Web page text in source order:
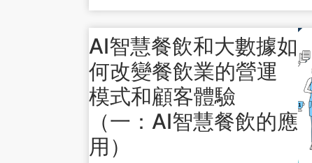
AI智慧餐飲和大數據如
何改變餐飲業的營運
模式和顧客體驗
（一：AI智慧餐飲的應
用）